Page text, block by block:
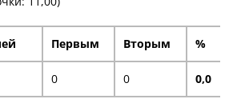
Первым Вторым %
0 0 0,0